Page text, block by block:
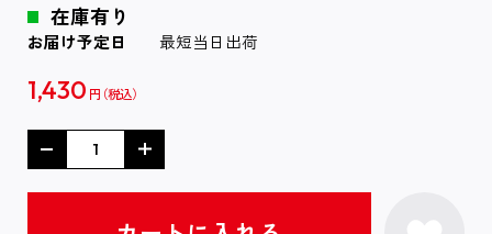
在庫有り
お届け予定日 最短当日出荷
1,430 円